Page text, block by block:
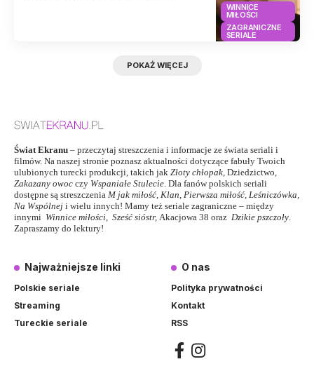
WINNICE
MIŁOŚCI
ZAGRANICZNE
SERIALE
POKAŻ WIĘCEJ
Świat Ekranu – przeczytaj streszczenia i informacje ze świata seriali i
filmów. Na naszej stronie poznasz aktualności dotyczące fabuły Twoich
ulubionych turecki produkcji, takich jak Złoty chłopak, Dziedzictwo,
Zakazany owoc czy Wspaniałe Stulecie. Dla fanów polskich seriali
dostępne są streszczenia M jak miłość, Klan, Pierwsza miłość, Leśniczówka,
Na Wspólnej i wielu innych! Mamy też seriale zagraniczne – między
innymi Winnice miłości, Sześć sióstr, Akacjowa 38 oraz Dzikie pszczoły.
Zapraszamy do lektury!
Najważniejsze linki
Polskie seriale
Streaming
Tureckie seriale
O nas
Polityka prywatności
Kontakt
RSS